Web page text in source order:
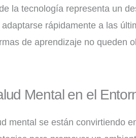
la tecnología representa un
rápidamente a las
de aprendizaje no queden
Mental en el
mental se están convirtiendo